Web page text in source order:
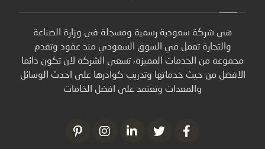
هي شركة سعودية رسمية ومسجلة في وزارة الصناعة
والتجارة تعمل في السوق السعودي منذ عقود وتقدم
مجموعة من الخدمات المميزة، تسعى الشركة لان تكون دائما
الافضل من حيث خدماتها وتدريب كوادرها على احدث الوسائل
والمعدات وتعتمد على افضل الخامات